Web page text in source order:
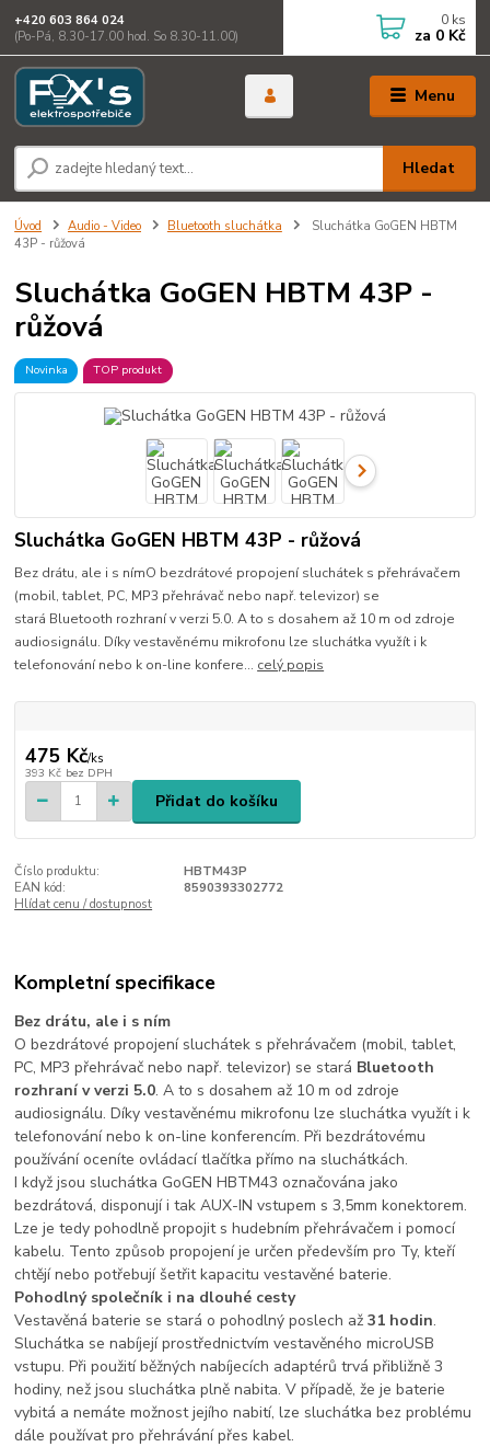
Menu
Hledat
+420 603 864 024
(Po-Pá, 8.30-17.00 hod. So 8.30-11.00)
0 ks
za 0 Kč
Úvod Audio - Video Bluetooth sluchátka
Sluchátka GoGEN HBTM
43P - růžová
Sluchátka GoGEN HBTM 43P -
růžová
Novinka TOP produkt
Sluchátka GoGEN HBTM 43P - růžová
Bez drátu, ale i s nímO bezdrátové propojení sluchátek s přehrávačem
(mobil, tablet, PC, MP3 přehrávač nebo např. televizor) se
stará Bluetooth rozhraní v verzi 5.0. A to s dosahem až 10 m od zdroje
audiosignálu. Díky vestavěnému mikrofonu lze sluchátka využít i k
telefonování nebo k on-line konfere... celý popis
475 Kč/ks
393 Kč bez DPH
Přidat do košíku
Číslo produktu:
HBTM43P
EAN kód:
8590393302772
Hlídat cenu / dostupnost
Kompletní specifikace
Bez drátu, ale i s ním
O bezdrátové propojení sluchátek s přehrávačem (mobil, tablet,
PC, MP3 přehrávač nebo např. televizor) se stará Bluetooth
rozhraní v verzi 5.0. A to s dosahem až 10 m od zdroje
audiosignálu. Díky vestavěnému mikrofonu lze sluchátka využít i k
telefonování nebo k on-line konferencím. Při bezdrátovému
používání oceníte ovládací tlačítka přímo na sluchátkách.
I když jsou sluchátka GoGEN HBTM43 označována jako
bezdrátová, disponují i tak AUX-IN vstupem s 3,5mm konektorem.
Lze je tedy pohodlně propojit s hudebním přehrávačem i pomocí
kabelu. Tento způsob propojení je určen především pro Ty, kteří
chtějí nebo potřebují šetřit kapacitu vestavěné baterie.
Pohodlný společník i na dlouhé cesty
Vestavěná baterie se stará o pohodlný poslech až31 hodin.
Sluchátka se nabíjejí prostřednictvím vestavěného microUSB
vstupu. Při použití běžných nabíjecích adaptérů trvá přibližně 3
hodiny, než jsou sluchátka plně nabita. V případě, že je baterie
vybitá a nemáte možnost jejího nabití, lze sluchátka bez problému
dále používat pro přehrávání přes kabel.